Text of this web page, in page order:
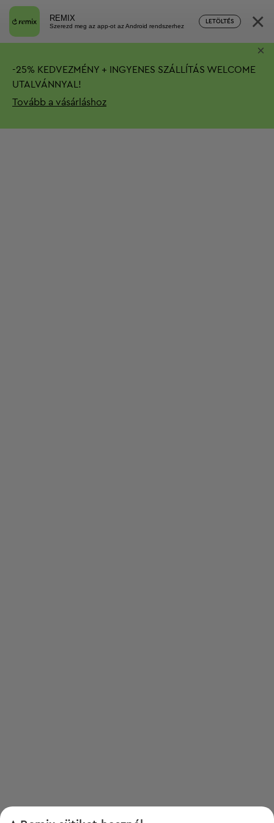
REMIX
Szerezd meg az app-ot az Android rendszerhez
LETÖLTÉS ×
-25% KEDVEZMÉNY + INGYENES SZÁLLÍTÁS WELCOME
UTALVÁNNYAL!
Tovább a vásárláshoz
×